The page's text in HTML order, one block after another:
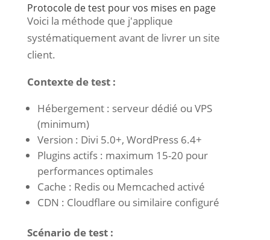
Protocole de test pour vos mises en page
Voici la méthode que j'applique
systématiquement avant de livrer un site
client.
Contexte de test :
Hébergement : serveur dédié ou VPS
(minimum)
Version : Divi 5.0+, WordPress 6.4+
Plugins actifs : maximum 15-20 pour
performances optimales
Cache : Redis ou Memcached activé
CDN : Cloudflare ou similaire configuré
Scénario de test :